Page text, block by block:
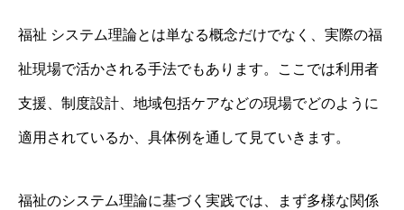
福祉 システム理論とは単なる概念だけでなく、実際の福
祉現場で活かされる手法でもあります。ここでは利用者
支援、制度設計、地域包括ケアなどの現場でどのように
適用されているか、具体例を通して見ていきます。
福祉のシステム理論に基づく実践では、まず多様な関係